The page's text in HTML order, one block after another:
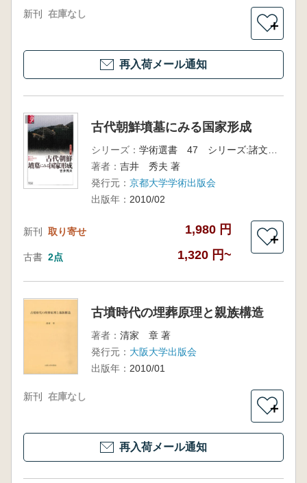
新刊 在庫なし
＋
再入荷メール通知
古代朝鮮墳墓にみる国家形成
シリーズ：
著者： 吉井 秀夫 著
発行元： 京都大学学術出版会
出版年： 2010/02
新刊 取り寄せ 1,980 円
古書 2点 1,320 円~
＋
古墳時代の埋葬原理と親族構造
著者： 清家 章 著
発行元： 大阪大学出版会
出版年： 2010/01
新刊 在庫なし
＋
再入荷メール通知